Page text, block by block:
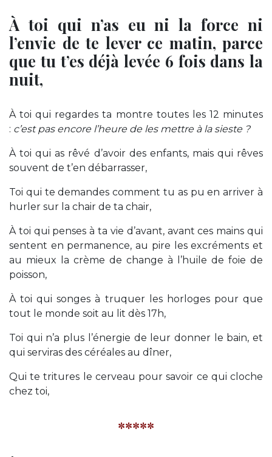
À toi qui n’as eu ni la force ni
l’envie de te lever ce matin, parce
que tu t’es déjà levée 6 fois dans la
nuit,
À toi qui regardes ta montre toutes les 12 minutes
: c’est pas encore l’heure de les mettre à la sieste ?
À toi qui as rêvé d’avoir des enfants, mais qui rêves
souvent de t’en débarrasser,
Toi qui te demandes comment tu as pu en arriver à
hurler sur la chair de ta chair,
À toi qui penses à ta vie d’avant, avant ces mains qui
sentent en permanence, au pire les excréments et
au mieux la crème de change à l’huile de foie de
poisson,
À toi qui songes à truquer les horloges pour que
tout le monde soit au lit dès 17h,
Toi qui n’a plus l’énergie de leur donner le bain, et
qui serviras des céréales au dîner,
Qui te tritures le cerveau pour savoir ce qui cloche
chez toi,
*****